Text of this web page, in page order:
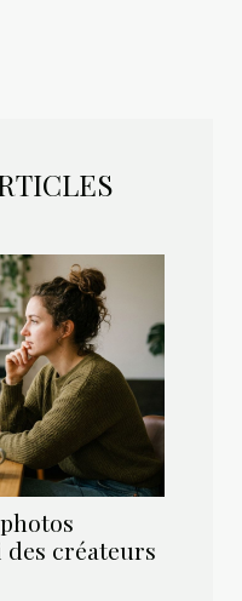
créateurs